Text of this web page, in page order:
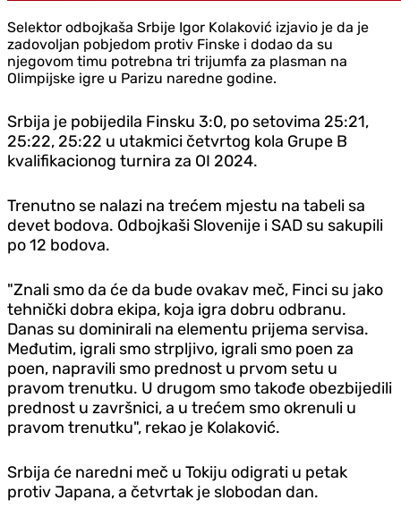
Selektor odbojkaša Srbije Igor Kolaković izjavio je da je
zadovoljan pobjedom protiv Finske i dodao da su
njegovom timu potrebna tri trijumfa za plasman na
Olimpijske igre u Parizu naredne godine.
Srbija je pobijedila Finsku 3:0, po setovima 25:21,
25:22, 25:22 u utakmici četvrtog kola Grupe B
kvalifikacionog turnira za OI 2024.
Trenutno se nalazi na trećem mjestu na tabeli sa
devet bodova. Odbojkaši Slovenije i SAD su sakupili
po 12 bodova.
"Znali smo da će da bude ovakav meč, Finci su jako
tehnički dobra ekipa, koja igra dobru odbranu.
Danas su dominirali na elementu prijema servisa.
Međutim, igrali smo strpljivo, igrali smo poen za
poen, napravili smo prednost u prvom setu u
pravom trenutku. U drugom smo takođe obezbijedili
prednost u završnici, a u trećem smo okrenuli u
pravom trenutku", rekao je Kolaković.
Srbija će naredni meč u Tokiju odigrati u petak
protiv Japana, a četvrtak je slobodan dan.